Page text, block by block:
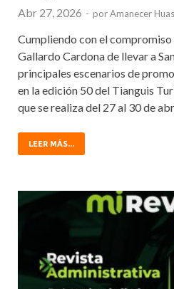
Abr 27, 2026 - porAmanecer
Cumpliendo con el
Gallardo Cardona de llevar a
principales escenarios de
en la edición 50 del Tianguis
que se realiza del 27 al 30 de
LEER MÁS...